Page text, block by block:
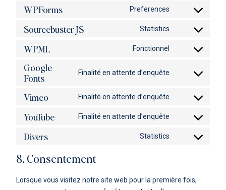
woocommerce
service
wordpress
WPForms Preferences
Consent
service
wpforms
Sourcebuster JS Statistics
Consent
service
WPML Fonctionnel
Consent
service
Google
Fonts
Finalité en attente d’enquête
Consent
service
Vimeo Finalité en attente d’enquête
Consent
service
vimeo
YouTube Finalité en attente d’enquête
Consent
service
Divers Statistics
Consent
8. Consentement
Lorsque vous visitez notre site web pour la première fois,